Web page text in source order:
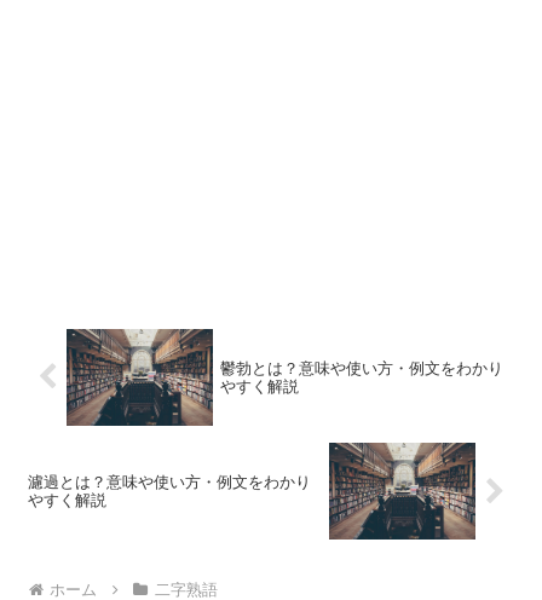
鬱勃とは？意味や使い方・例文をわかり
やすく解説
濾過とは？意味や使い方・例文をわかり
やすく解説
ホーム 二字熟語